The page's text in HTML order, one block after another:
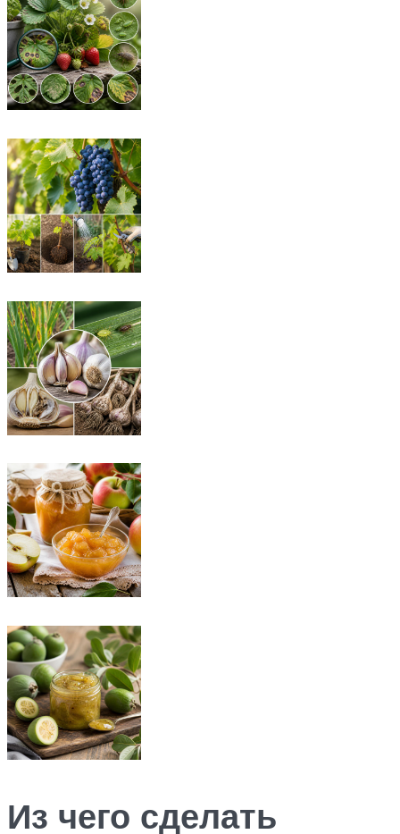
Из чего сделать